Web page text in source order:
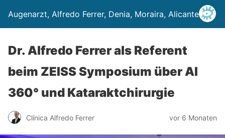
Augenarzt, Alfredo Ferrer, Denia, Moraira, Alicante
Dr. Alfredo Ferrer als Referent
beim ZEISS Symposium über AI
360° und Kataraktchirurgie
Clínica Alfredo Ferrer vor 6 Monaten